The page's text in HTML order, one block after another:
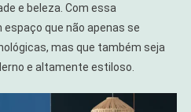
e beleza. Com essa
que não apenas se
mas que também seja
e altamente estiloso.